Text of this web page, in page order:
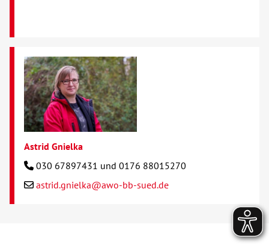
Astrid Gnielka
030 67897431 und 0176 88015270
astrid.gnielka@awo-bb-sued.de